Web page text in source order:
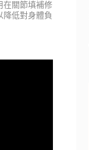
在關節填補修
降低對身體負